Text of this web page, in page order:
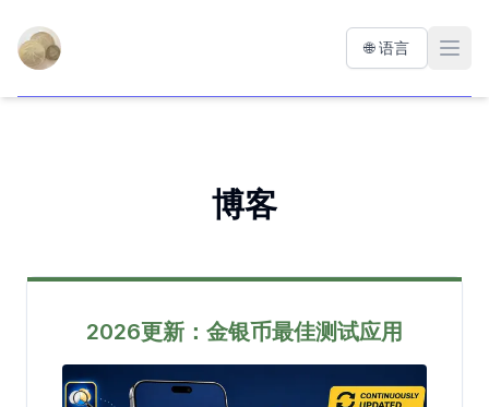
Precious Coin Tester 🌐 语言
博客
2026更新：金银币最佳测试应用